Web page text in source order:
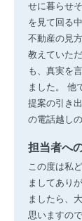
せに暮らせ
を見て回る
不動産の見
教えていた
も、真実を
ました。 他
提案の引き
の電話越し
担当者へ
この度は私
ましてあり
ましたら、
思いますの